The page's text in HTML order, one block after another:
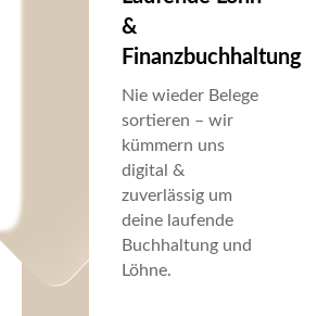
&
Finanzbuchhaltung
Nie wieder Belege
sortieren – wir
kümmern uns
digital &
zuverlässig um
deine laufende
Buchhaltung und
Löhne.